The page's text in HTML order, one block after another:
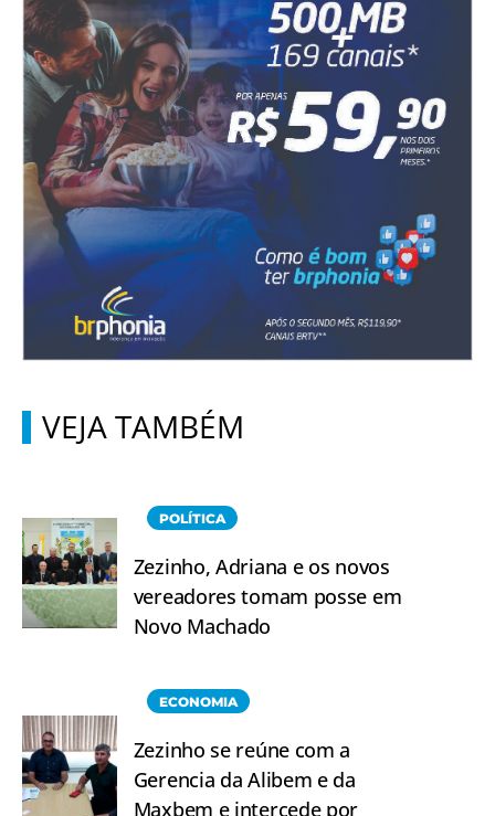
VEJA TAMBÉM
POLÍTICA
Zezinho, Adriana e os novos
vereadores tomam posse em
Novo Machado
ECONOMIA
Zezinho se reúne com a
Gerencia da Alibem e da
Maxbem e intercede por